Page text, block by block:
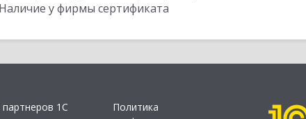
Наличие у фирмы сертификата
1С
Политика